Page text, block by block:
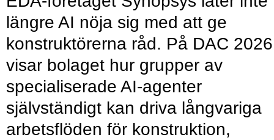
längre AI nöja sig med att ge
konstruktörerna råd. På DAC 2026
visar bolaget hur grupper av
specialiserade AI-agenter
självständigt kan driva långvariga
arbetsflöden för konstruktion,